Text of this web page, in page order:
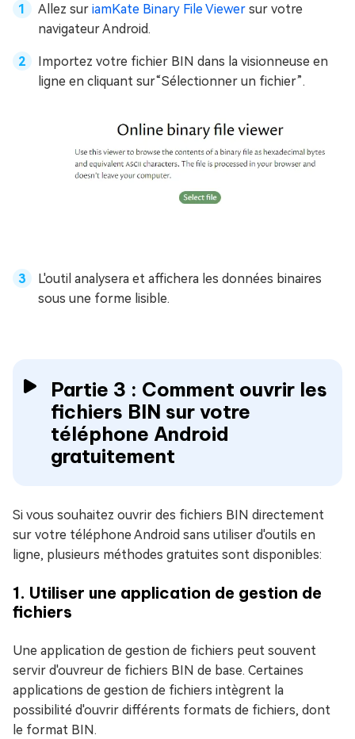
Allez sur iamKate Binary File Viewer sur votre
navigateur Android.
Importez votre fichier BIN dans la visionneuse en
ligne en cliquant sur“Sélectionner un fichier”.
L'outil analysera et affichera les données binaires
sous une forme lisible.
Partie 3 : Comment ouvrir les
fichiers BIN sur votre
téléphone Android
gratuitement
Si vous souhaitez ouvrir des fichiers BIN directement
sur votre téléphone Android sans utiliser d'outils en
ligne, plusieurs méthodes gratuites sont disponibles:
1. Utiliser une application de gestion de
fichiers
Une application de gestion de fichiers peut souvent
servir d'ouvreur de fichiers BIN de base. Certaines
applications de gestion de fichiers intègrent la
possibilité d'ouvrir différents formats de fichiers, dont
le format BIN.